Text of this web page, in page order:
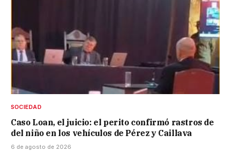
SOCIEDAD
Caso Loan, el juicio: el perito confirmó rastros de
del niño en los vehículos de Pérez y Caillava
6 de agosto de 2026